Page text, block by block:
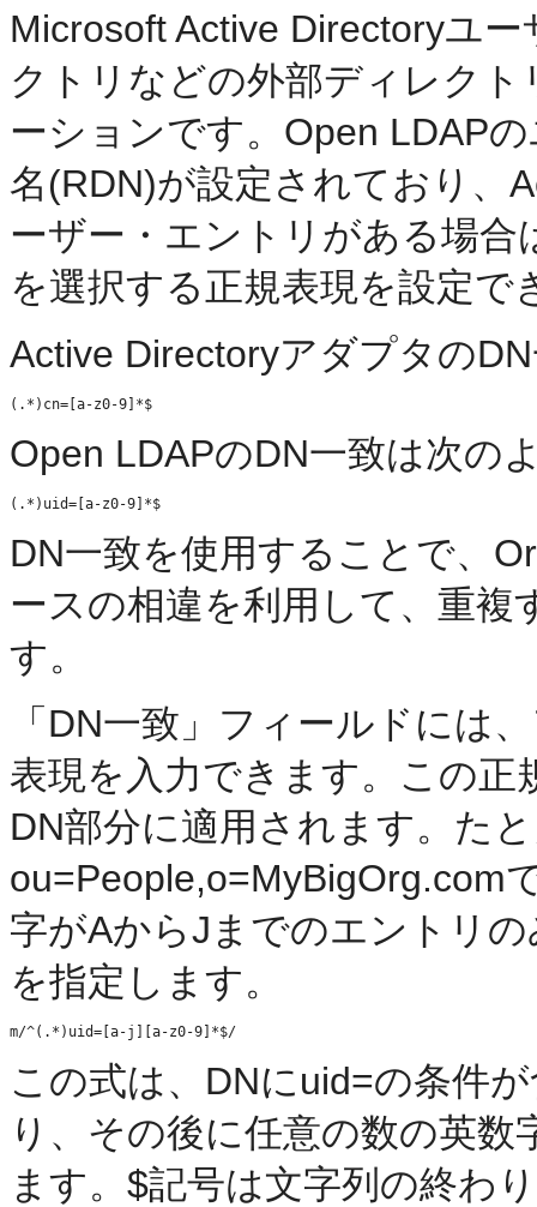
Microsoft Active Directoryユ
クトリなどの外部ディレク
ーションです。Open LDAP
名(RDN)が設定されており、
ーザー・エントリがある場
を選択する正規表現を設定で
Active Directoryアダプタの
Open LDAPのDN一致は次の
DN一致を使用することで、
ースの相違を利用して、重
す。
「DN一致」フィールドには
表現を入力できます。この
DN部分に適用されます。た
ou=People,o=MyBigOrg.com
字がAからJまでのエントリ
を指定します。
この式は、DNにuid=の条件
り、その後に任意の数の英
ます。$記号は文字列の終わ